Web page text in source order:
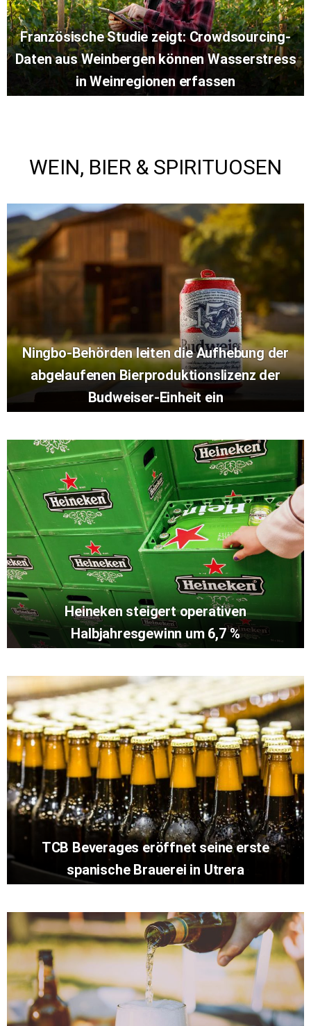
Französische Studie zeigt: Crowdsourcing-
Daten aus Weinbergen können Wasserstress
in Weinregionen erfassen
WEIN, BIER & SPIRITUOSEN
Ningbo-Behörden leiten die Aufhebung der
abgelaufenen Bierproduktionslizenz der
Budweiser-Einheit ein
Heineken steigert operativen
Halbjahresgewinn um 6,7 %
TCB Beverages eröffnet seine erste
spanische Brauerei in Utrera